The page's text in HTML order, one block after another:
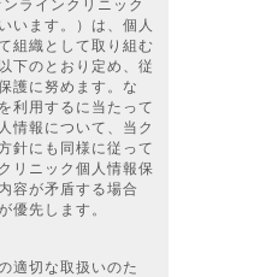
ラインクリニック
います。）は、個人
組織として取り組む
下のとおり定め、従
護に努めます。な
利用するに当たって
情報について、当ク
針にも同様に従って
リニック個人情報保
容が矛盾する場合
優先します。
適切な取扱いのた